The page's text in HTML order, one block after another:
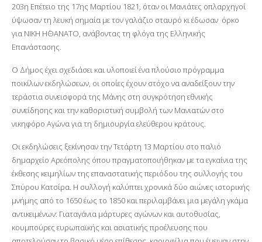
203η Επέτειο της 17ης Μαρτίου 1821, όταν οι Μανιάτες οπλαρχηγοί
ύψωσαν τη λευκή σημαία με τον γαλάζιο σταυρό κι έδωσαν όρκο
για ΝΙΚΗ Η΄ΘΑΝΑΤΟ, ανάβοντας τη φλόγα της Ελληνικής
Επανάστασης.
Ο Δήμος έχει σχεδιάσει και υλοποιεί ένα πλούσιο πρόγραμμα
ποικίλων εκδηλώσεων, οι οποίες έχουν στόχο να αναδείξουν την
τεράστια συνεισφορά της Μάνης στη συγκρότηση εθνικής
συνείδησης και την καθοριστική συμβολή των Μανιατών στο
νικηφόρο Αγώνα για τη δημιουργία ελεύθερου κράτους.
Οι εκδηλώσεις ξεκίνησαν την Τετάρτη 13 Μαρτίου στο παλιό
δημαρχείο Αρεόπολης όπου πραγματοποιήθηκαν με τα εγκαίνια της
έκθεσης κειμηλίων της επαναστατικής περιόδου της συλλογής του
Σπύρου Κατσίρα. Η συλλογή καλύπτει χρονικά δύο αιώνες ιστορικής
μνήμης από το 1650 έως το 1850 και περιλαμβάνει μια μεγάλη γκάμα
αντικειμένων: Γιαταγάνια μάρτυρες αγώνων και αυτοθυσίας,
κουμπούρες ευρωπαϊκής και ασιατικής προέλευσης που